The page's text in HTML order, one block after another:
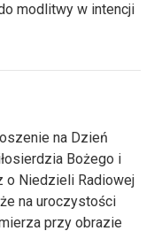
modlitwy w intencji
na Dzień
Bożego i
o Niedzieli Radiowej
na uroczystości
przy obrazie